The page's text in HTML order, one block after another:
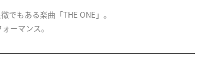
でもある楽曲「THE ONE」。
ーマンス。